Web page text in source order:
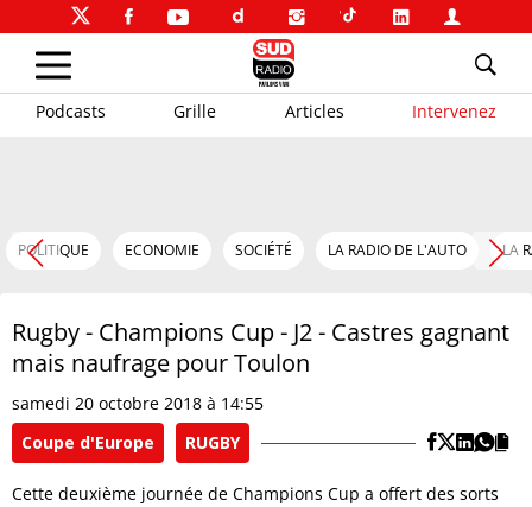
Podcasts Grille Articles Intervenez
POLITIQUE ECONOMIE SOCIÉTÉ LA RADIO DE L'AUTO LA
Rugby - Champions Cup - J2 - Castres gagnant
mais naufrage pour Toulon
samedi 20 octobre 2018 à 14:55
Coupe d'Europe
RUGBY
Cette deuxième journée de Champions Cup a offert des sorts